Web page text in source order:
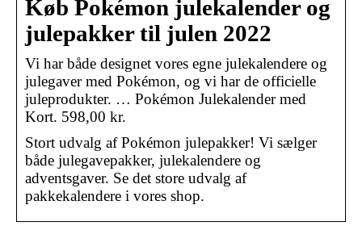
Køb Pokémon julekalender og
julepakker til julen 2022
Vi har både designet vores egne julekalendere og
julegaver med Pokémon, og vi har de officielle
juleprodukter. … Pokémon Julekalender med
Kort. 598,00 kr.
Stort udvalg af Pokémon julepakker! Vi sælger
både julegavepakker, julekalendere og
adventsgaver. Se det store udvalg af
pakkekalendere i vores shop.